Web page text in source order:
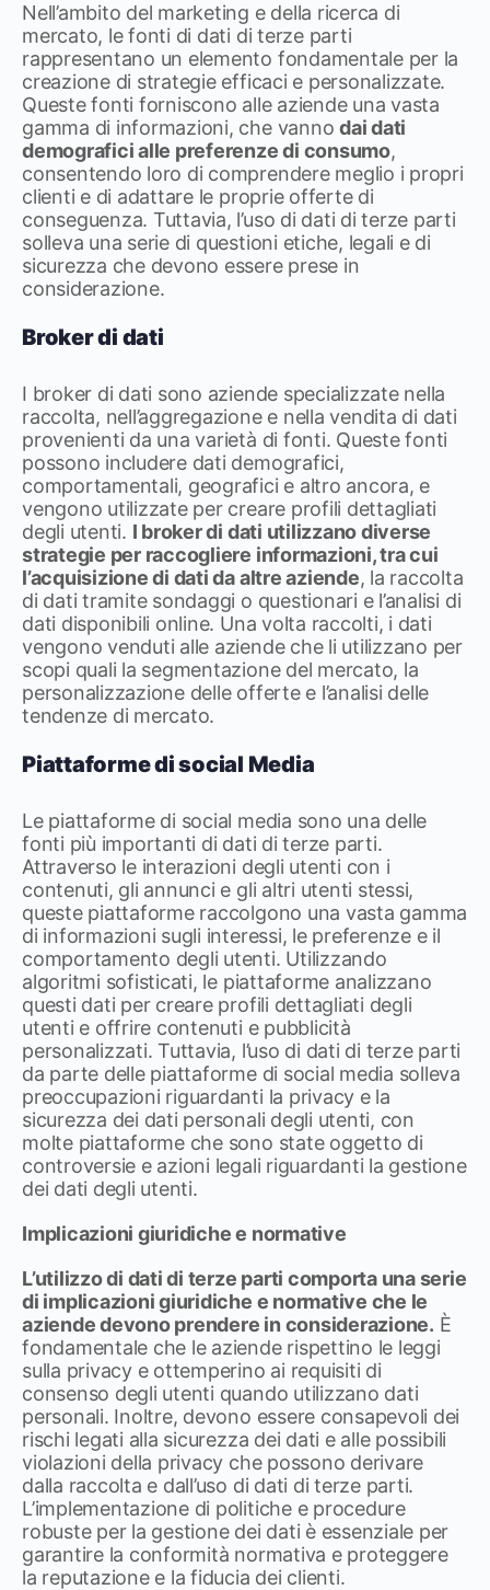
Nell’ambito del marketing e della ricerca di
mercato, le fonti di dati di terze parti
rappresentano un elemento fondamentale per la
creazione di strategie efficaci e personalizzate.
Queste fonti forniscono alle aziende una vasta
gamma di informazioni, che vannodai dati
demografici alle preferenze di consumo,
consentendo loro di comprendere meglio i propri
clienti e di adattare le proprie offerte di
conseguenza. Tuttavia, l’uso di dati di terze parti
solleva una serie di questioni etiche, legali e di
sicurezza che devono essere prese in
considerazione.
Broker di dati
I broker di dati sono aziende specializzate nella
raccolta, nell’aggregazione e nella vendita di dati
provenienti da una varietà di fonti. Queste fonti
possono includere dati demografici,
comportamentali, geografici e altro ancora, e
vengono utilizzate per creare profili dettagliati
degli utenti. I broker di dati utilizzano diverse
strategie per raccogliere informazioni, tra cui
l’acquisizione di dati da altre aziende, la raccolta
di dati tramite sondaggi o questionari e l’analisi di
dati disponibili online. Una volta raccolti, i dati
vengono venduti alle aziende che li utilizzano per
scopi quali la segmentazione del mercato, la
personalizzazione delle offerte e l’analisi delle
tendenze di mercato.
Piattaforme di social Media
Le piattaforme di social media sono una delle
fonti più importanti di dati di terze parti.
Attraverso le interazioni degli utenti con i
contenuti, gli annunci e gli altri utenti stessi,
queste piattaforme raccolgono una vasta gamma
di informazioni sugli interessi, le preferenze e il
comportamento degli utenti. Utilizzando
algoritmi sofisticati, le piattaforme analizzano
questi dati per creare profili dettagliati degli
utenti e offrire contenuti e pubblicità
personalizzati. Tuttavia, l’uso di dati di terze parti
da parte delle piattaforme di social media solleva
preoccupazioni riguardanti la privacy e la
sicurezza dei dati personali degli utenti, con
molte piattaforme che sono state oggetto di
controversie e azioni legali riguardanti la gestione
dei dati degli utenti.
Implicazioni giuridiche e normative
L’utilizzo di dati di terze parti comporta una serie
di implicazioni giuridiche e normative che le
aziende devono prendere in considerazione. È
fondamentale che le aziende rispettino le leggi
sulla privacy e ottemperino ai requisiti di
consenso degli utenti quando utilizzano dati
personali. Inoltre, devono essere consapevoli dei
rischi legati alla sicurezza dei dati e alle possibili
violazioni della privacy che possono derivare
dalla raccolta e dall’uso di dati di terze parti.
L’implementazione di politiche e procedure
robuste per la gestione dei dati è essenziale per
garantire la conformità normativa e proteggere
la reputazione e la fiducia dei clienti.